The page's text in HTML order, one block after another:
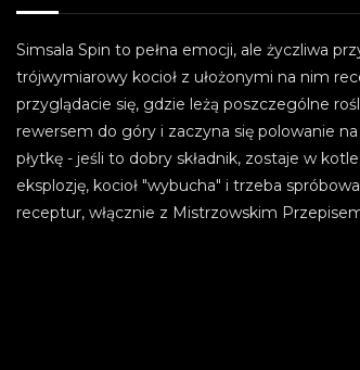
Simsala Spin to pełna emocji, ale życzliwa
trójwymiarowy kocioł z ułożonymi na nim
przyglądacie się, gdzie leżą poszczególne
rewersem do góry i zaczyna się polowanie
płytkę - jeśli to dobry składnik, zostaje w
eksplozję, kocioł "wybucha" i trzeba
receptur, włącznie z Mistrzowskim